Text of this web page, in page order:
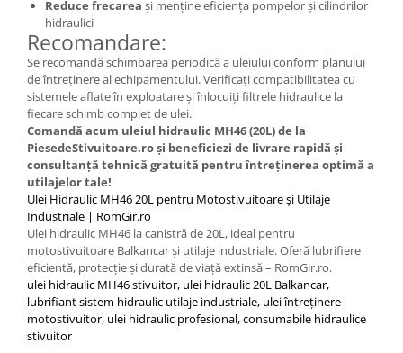
Piese Racire
Pompe Apa
Radiatoare Racire
Termostate Răcire
Ventilatoare Răcire
Intretinere Balkancar
Acumulatori / Baterii
Baterii 12 Volti
Filtre
Filtre Aer
Filtre Combustibil
Filtre Hidraulice
Filtre Transmisie
Filtre Ulei Motor
Reduce frecarea și menține eficiența pompelor și cilindrilor
hidraulici
Recomandare:
Se recomandă schimbarea periodică a uleiului conform planului
de întreținere al echipamentului. Verificați compatibilitatea cu
sistemele aflate în exploatare și înlocuiți filtrele hidraulice la
fiecare schimb complet de ulei.
Comandă acum uleiul hidraulic MH46 (20L) de la
PiesedeStivuitoare.ro și beneficiezi de livrare rapidă și
consultanță tehnică gratuită pentru întreținerea optimă a
utilajelor tale!
Ulei Hidraulic MH46 20L pentru Motostivuitoare și Utilaje
Industriale | RomGir.ro
Ulei hidraulic MH46 la canistră de 20L, ideal pentru
motostivuitoare Balkancar și utilaje industriale. Oferă lubrifiere
eficientă, protecție și durată de viață extinsă – RomGir.ro.
ulei hidraulic MH46 stivuitor, ulei hidraulic 20L Balkancar,
lubrifiant sistem hidraulic utilaje industriale, ulei întreținere
motostivuitor, ulei hidraulic profesional, consumabile hidraulice
stivuitor